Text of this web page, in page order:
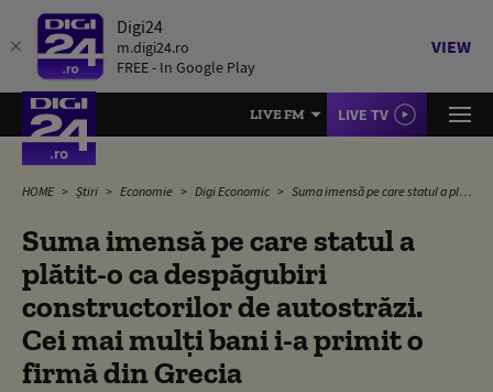
Digi24
m.digi24.ro
FREE - In Google Play
VIEW
LIVE FM LIVE TV
HOME Știri Economie Digi Economic Suma imensă pe care statul a plătit-o ca despăgubiri constructorilor de autostrăzi. Cei mai mulți bani i-a primit o firmă din Grecia
Suma imensă pe care statul a
plătit-o ca despăgubiri
constructorilor de autostrăzi.
Cei mai mulți bani i-a primit o
firmă din Grecia